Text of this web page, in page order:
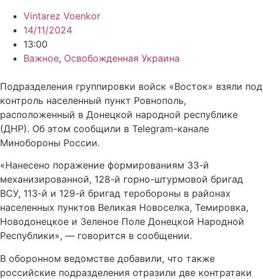
Vintarez Voenkor
14/11/2024
13:00
Важное, Освобожденная Украина
Подразделения группировки войск «Восток» взяли под
контроль населенный пункт Ровнополь,
расположенный в Донецкой народной республике
(ДНР). Об этом сообщили в Telegram-канале
Минобороны России.
«Нанесено поражение формированиям 33-й
механизированной, 128-й горно-штурмовой бригад
ВСУ, 113-й и 129-й бригад теробороны в районах
населенных пунктов Великая Новоселка, Темировка,
Новодонецкое и Зеленое Поле Донецкой Народной
Республики», — говорится в сообщении.
В оборонном ведомстве добавили, что также
российские подразделения отразили две контратаки